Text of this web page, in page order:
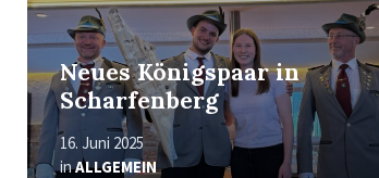
Neues Königspaar in
Scharfenberg
16. Juni 2025
inALLGEMEIN